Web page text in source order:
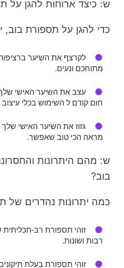
ש: כיצד ארוחות להגן על
כדי להגן על תספורת בוב,
לקרצף את השיער
מתוחכם ונעים.
עצב את השיער האישי
חום קודם ל השימוש בכלי עיצוב
גזוז את השיער האישי שלך
מראה הכי טוב שאפשר.
ש: מהם היתרונות
בוב?
כמה יתרונות נהדרים של
זוהי תספורת רב-תכליתית
רבות ושונות.
זוהי תספורת בעלת